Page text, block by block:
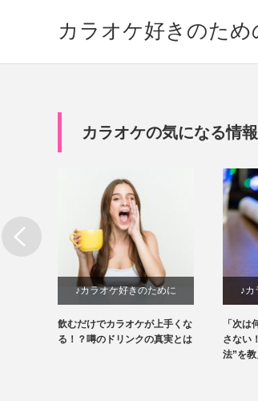
カラオケ好きのため
カラオケの気になる情
♪カラオケ好きのために
飲むだけでカラオケが上手くな
る！？噂のドリンクの真実とは
♪カ
「次
さない
法”を